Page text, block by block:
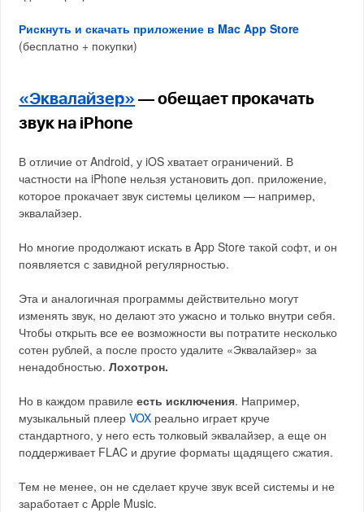
Рискнуть и скачать приложение в Mac App Store
(бесплатно + покупки)
«Эквалайзер» — обещает прокачать
звук на iPhone
В отличие от Android, у iOS хватает ограничений. В
частности на iPhone нельзя установить доп. приложение,
которое прокачает звук системы целиком — например,
эквалайзер.
Но многие продолжают искать в App Store такой софт, и он
появляется с завидной регулярностью.
Эта и аналогичная программы действительно могут
изменять звук, но делают это ужасно и только внутри себя.
Чтобы открыть все ее возможности вы потратите несколько
сотен рублей, а после просто удалите «Эквалайзер» за
ненадобностью.Лохотрон.
Но в каждом правилеесть исключения. Например,
музыкальный плеерVOX реально играет круче
стандартного, у него есть толковый эквалайзер, а еще он
поддерживает FLAC и другие форматы щадящего сжатия.
Тем не менее, он не сделает круче звук всей системы и не
заработает с Apple Music.